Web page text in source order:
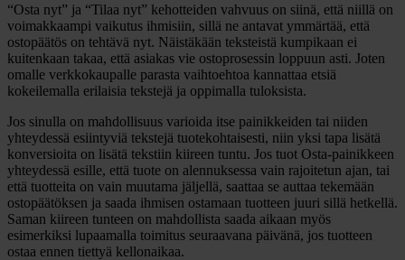
“Osta nyt” ja “Tilaa nyt” kehotteiden vahvuus on siinä, että niillä on
voimakkaampi vaikutus ihmisiin, sillä ne antavat ymmärtää, että
ostopäätös on tehtävä nyt. Näistäkään teksteistä kumpikaan ei
kuitenkaan takaa, että asiakas vie ostoprosessin loppuun asti. Joten
omalle verkkokaupalle parasta vaihtoehtoa kannattaa etsiä
kokeilemalla erilaisia tekstejä ja oppimalla tuloksista.
Jos sinulla on mahdollisuus varioida itse painikkeiden tai niiden
yhteydessä esiintyviä tekstejä tuotekohtaisesti, niin yksi tapa lisätä
konversioita on lisätä tekstiin kiireen tuntu. Jos tuot Osta-painikkeen
yhteydessä esille, että tuote on alennuksessa vain rajoitetun ajan, tai
että tuotteita on vain muutama jäljellä, saattaa se auttaa tekemään
ostopäätöksen ja saada ihmisen ostamaan tuotteen juuri sillä hetkellä.
Saman kiireen tunteen on mahdollista saada aikaan myös
esimerkiksi lupaamalla toimitus seuraavana päivänä, jos tuotteen
ostaa ennen tiettyä kellonaikaa.